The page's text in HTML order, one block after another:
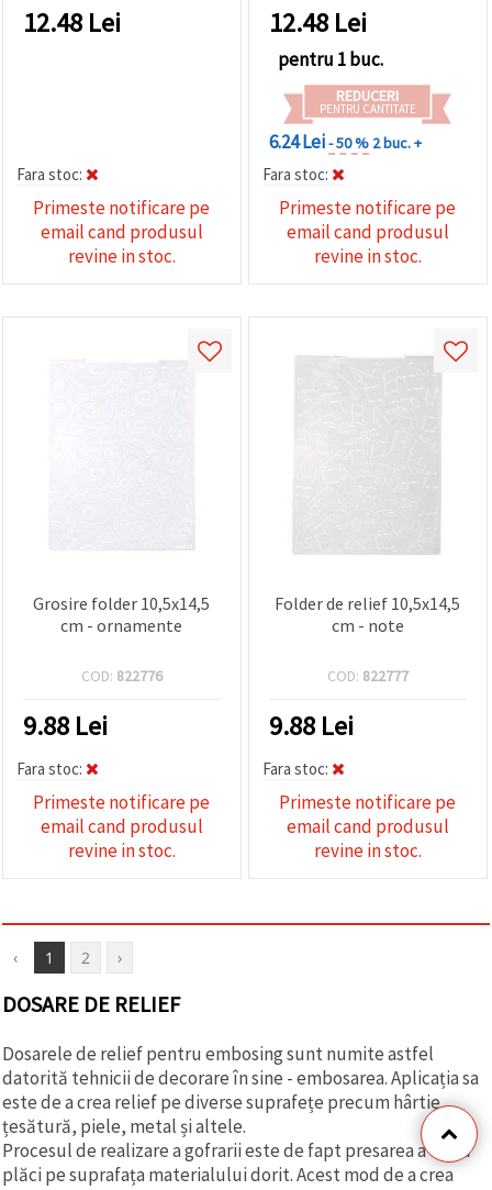
12.48 Lei
Fara stoc:
Primeste notificare pe
email cand produsul
revine in stoc.
12.48 Lei
pentru 1 buc.
REDUCERI
PENTRU CANTITATE
6.24 Lei- 50 % 2 buc. +
Fara stoc:
Primeste notificare pe
email cand produsul
revine in stoc.
Grosire folder 10,5x14,5
cm - ornamente
COD: 822776
9.88 Lei
Fara stoc:
Primeste notificare pe
email cand produsul
revine in stoc.
Folder de relief 10,5x14,5
cm - note
COD: 822777
9.88 Lei
Fara stoc:
Primeste notificare pe
email cand produsul
revine in stoc.
‹ 1 2 ›
DOSARE DE RELIEF
Dosarele de relief pentru embosing sunt numite astfel
datorită tehnicii de decorare în sine - embosarea. Aplicația sa
este de a crea relief pe diverse suprafețe precum hârtie,
țesătură, piele, metal și altele.
Procesul de realizare a gofrarii este de fapt presarea a două
plăci pe suprafața materialului dorit. Acest mod de a crea